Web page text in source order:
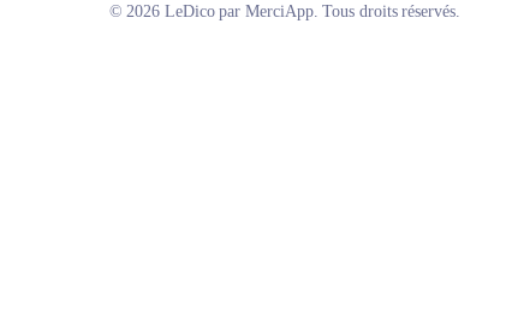
© 2026 LeDico par MerciApp. Tous droits réservés.